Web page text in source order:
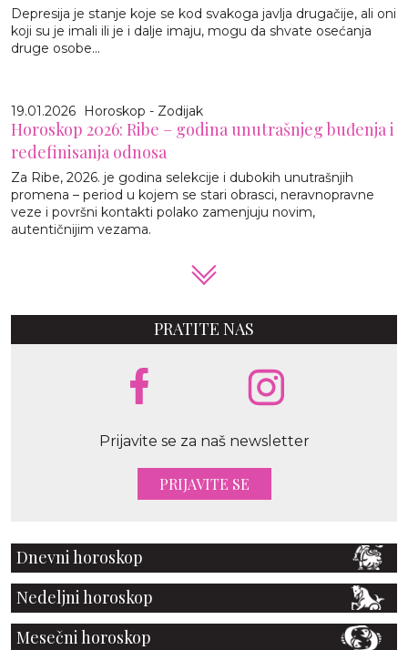
Depresija je stanje koje se kod svakoga javlja drugačije, ali oni
koji su je imali ili je i dalje imaju, mogu da shvate osećanja
druge osobe...
19.01.2026 Horoskop - Zodijak
Horoskop 2026: Ribe – godina unutrašnjeg buđenja i
redefinisanja odnosa
Za Ribe, 2026. je godina selekcije i dubokih unutrašnjih
promena – period u kojem se stari obrasci, neravnopravne
veze i površni kontakti polako zamenjuju novim,
autentičnijim vezama.
PRATITE NAS
Prijavite se za naš newsletter
PRIJAVITE SE
Dnevni horoskop
Nedeljni horoskop
Mesečni horoskop